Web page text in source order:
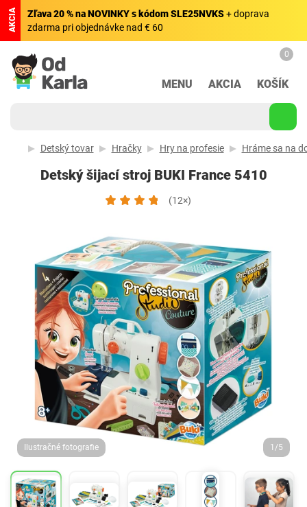
AKCIA Zľava 20 % na NOVINKY s kódom SLE25NVKS+ doprava
zdarma pri objednávke nad € 60
MENU AKCIA
0
KOŠÍK
Detský tovar Hračky Hry na profesie Hráme sa na
Detský šijací stroj BUKI France 5410
(12×)
Ilustračné fotografie 1/5